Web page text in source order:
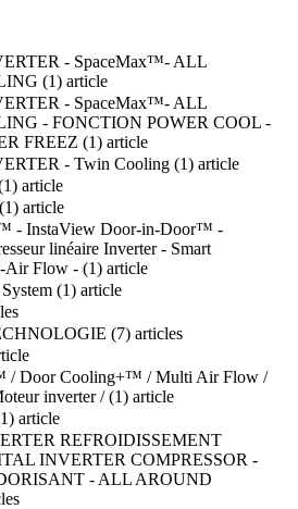
- SpaceMax™- ALL
(1) article
- SpaceMax™- ALL
- FONCTION POWER COOL -
FREEZ (1) article
- Twin Cooling (1) article
article
(1) article
- InstaView Door-in-Door™ -
linéaire Inverter - Smart
Air Flow - (1) article
(1) article
(7) articles
/ Door Cooling+™ / Multi Air Flow /
inverter / (1) article
article
REFROIDISSEMENT
INVERTER COMPRESSOR -
- ALL AROUND